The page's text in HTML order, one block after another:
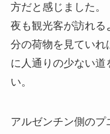
方だと感じました。
夜も観光客が訪れる
分の荷物を見ていれ
に人通りの少ない道
い。
アルゼンチン側の